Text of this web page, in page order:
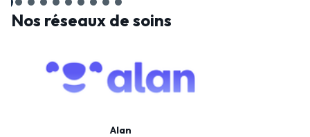
Nos réseaux de soins
Alan